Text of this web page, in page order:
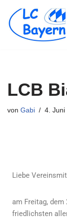
Zum
Inhalt
LCB
von Gabi 4. Juni
Liebe
am Freitag, dem
friedlichsten